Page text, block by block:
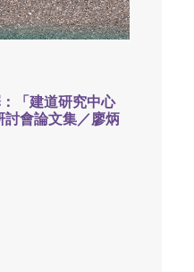
「建道研究中心
會論文集／廖炳